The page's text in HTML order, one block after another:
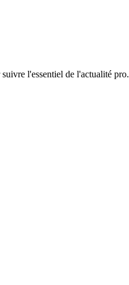
l'essentiel de l'actualité pro.